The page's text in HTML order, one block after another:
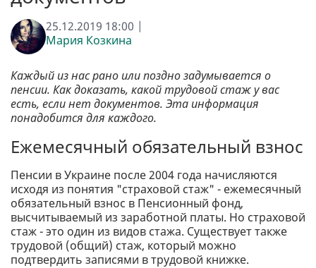
25.12.2019 18:00 |
Мария Козкина
Каждый из нас рано или поздно задумывается о
пенсии. Как доказать, какой трудовой стаж у вас
есть, если нет документов. Эта информация
понадобится для каждого.
Ежемесячный обязательный взнос
Пенсии в Украине после 2004 года начисляются
исходя из понятия "страховой стаж" - ежемесячный
обязательный взнос в Пенсионный фонд,
высчитываемый из заработной платы. Но страховой
стаж - это один из видов стажа. Существует также
трудовой (общий) стаж, который можно
подтвердить записями в трудовой книжке.